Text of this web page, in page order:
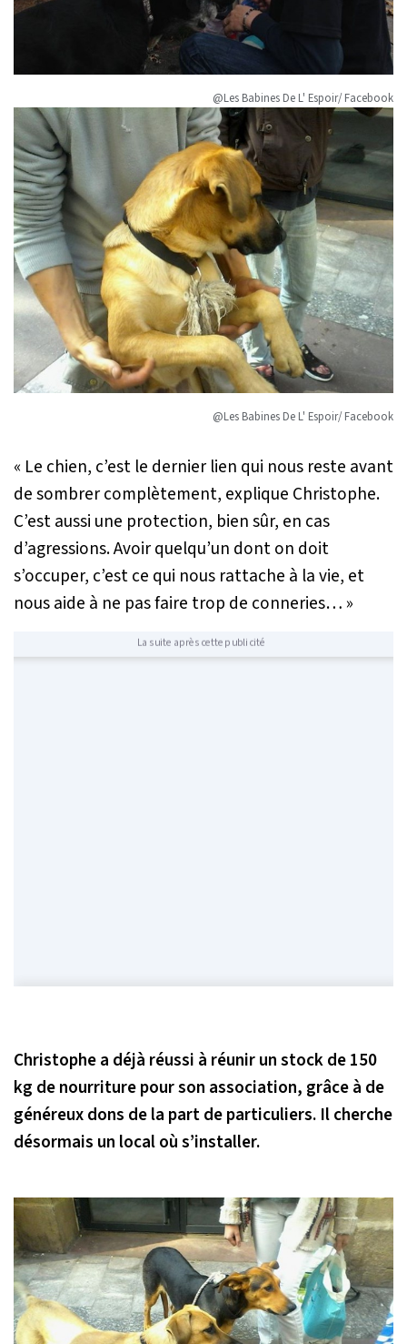
@Les Babines De L' Espoir/ Facebook
@Les Babines De L' Espoir/ Facebook
« Le chien, c’est le dernier lien qui nous reste avant
de sombrer complètement, explique Christophe.
C’est aussi une protection, bien sûr, en cas
d’agressions. Avoir quelqu’un dont on doit
s’occuper, c’est ce qui nous rattache à la vie, et
nous aide à ne pas faire trop de conneries… »
La suite après cette publicité
Christophe a déjà réussi à réunir un stock de 150
kg de nourriture pour son association, grâce à de
généreux dons de la part de particuliers. Il cherche
désormais un local où s’installer.